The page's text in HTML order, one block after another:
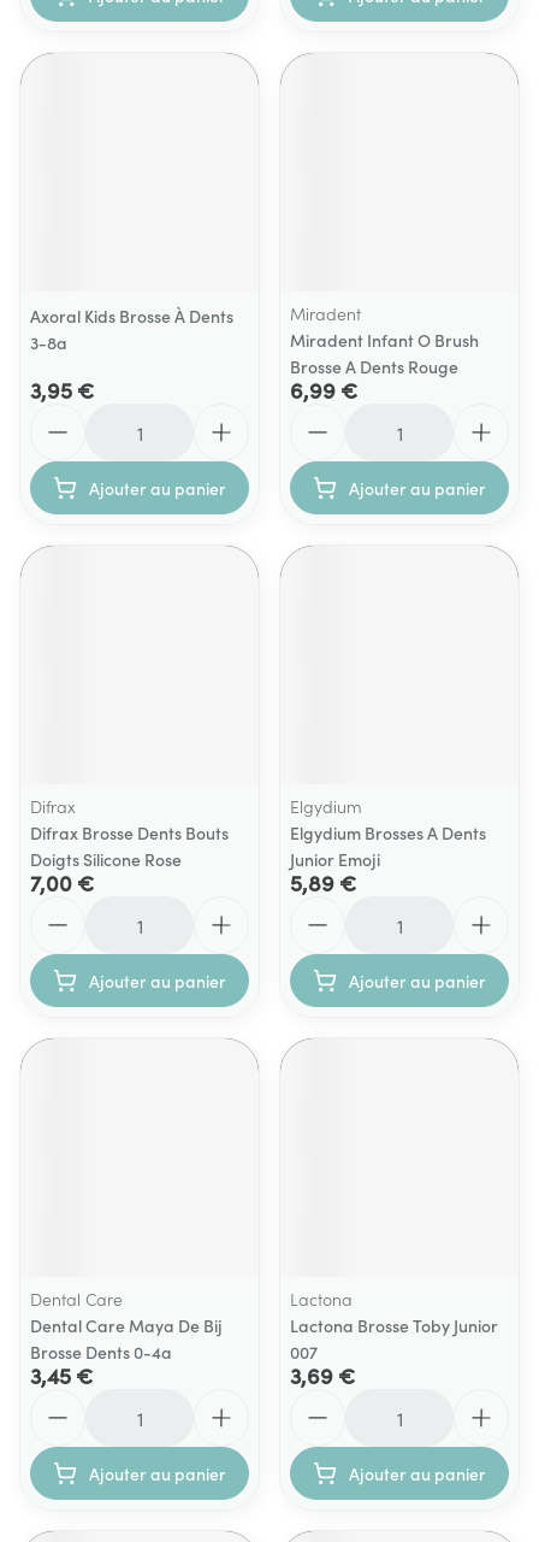
Axoral Kids Brosse À Dents
3-8a
3,95 €
Ajouter au panier
Miradent
Miradent Infant O Brush
Brosse A Dents Rouge
6,99 €
Ajouter au panier
Difrax
Difrax Brosse Dents Bouts
Doigts Silicone Rose
7,00 €
Ajouter au panier
Elgydium
Elgydium Brosses A Dents
Junior Emoji
5,89 €
Ajouter au panier
Dental Care
Dental Care Maya De Bij
Brosse Dents 0-4a
3,45 €
Ajouter au panier
Lactona
Lactona Brosse Toby Junior
007
3,69 €
Ajouter au panier